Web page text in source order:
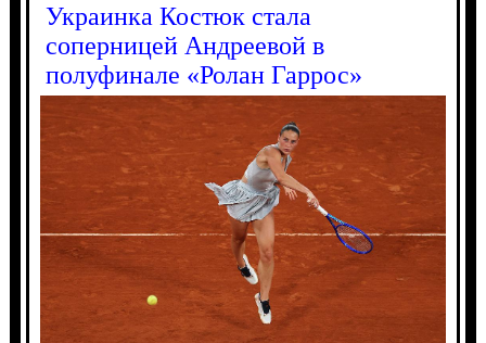
Украинка Костюк стала
соперницей Андреевой в
полуфинале «Ролан Гаррос»